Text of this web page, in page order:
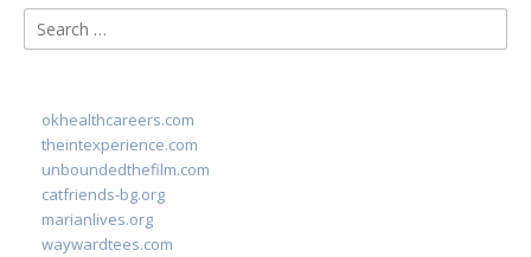
Search
for:
okhealthcareers.com
theintexperience.com
unboundedthefilm.com
catfriends-bg.org
marianlives.org
waywardtees.com